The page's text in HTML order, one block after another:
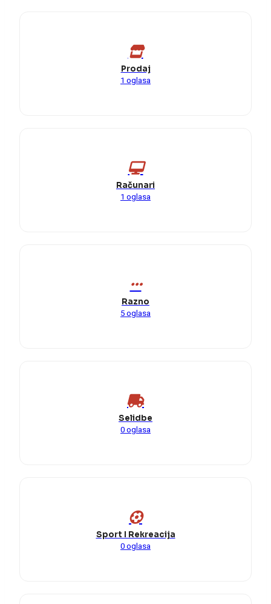
Prodaj
1 oglasa
Računari
1 oglasa
Razno
5 oglasa
Selidbe
0 oglasa
Sport I Rekreacija
0 oglasa